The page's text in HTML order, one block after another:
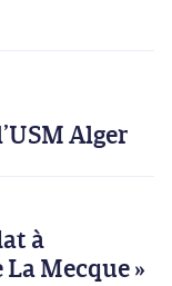
Alger
à
La Mecque »